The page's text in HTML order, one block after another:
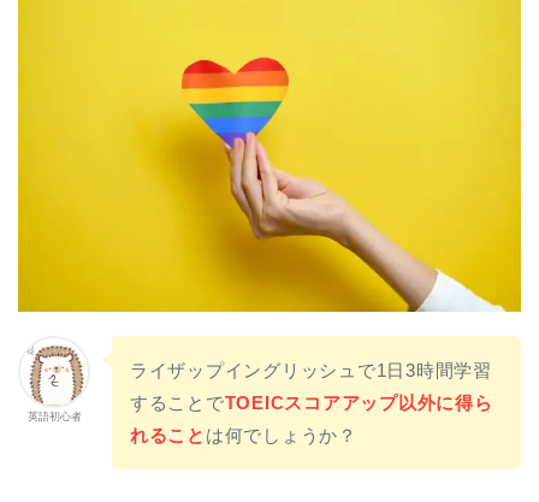
英語初心者
ライザップイングリッシュで1日3時間学習
することでTOEICスコアアップ以外に得ら
れること は何でしょうか？